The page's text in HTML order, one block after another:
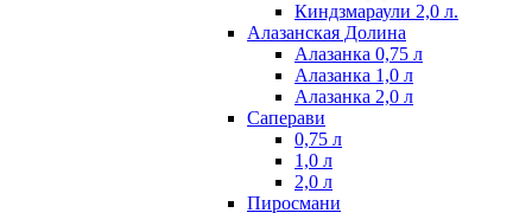
Киндзмараули 2,0 л.
Алазанская Долина
Алазанка 0,75 л
Алазанка 1,0 л
Алазанка 2,0 л
Саперави
0,75 л
1,0 л
2,0 л
Пиросмани